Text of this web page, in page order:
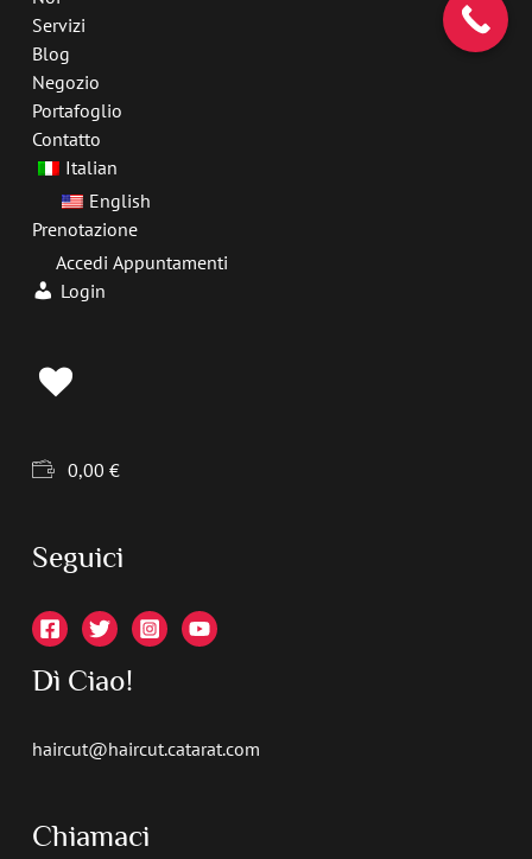
Servizi
Blog
Negozio
Portafoglio
Contatto
Italian
English
Prenotazione
Accedi Appuntamenti
Login
0,00 €
Seguici
Dì Ciao!
haircut@haircut.catarat.com
Chiamaci